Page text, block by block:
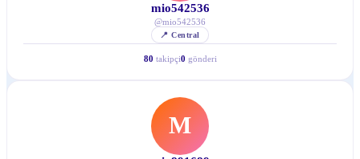
mio542536
@mio542536
📍Central
80 takipçi0 gönderi
M